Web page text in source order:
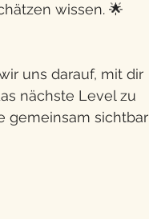
wissen. 🌟
uns darauf, mit dir
nächste Level zu
gemeinsam sichtbar